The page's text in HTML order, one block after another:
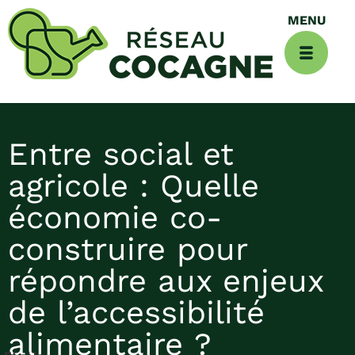
Entre social et
agricole : Quelle
économie co-
construire pour
répondre aux enjeux
de l’accessibilité
alimentaire ?